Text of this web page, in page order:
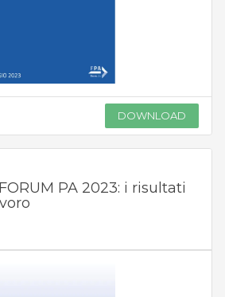
DOWNLOAD
PA 2023: i risultati